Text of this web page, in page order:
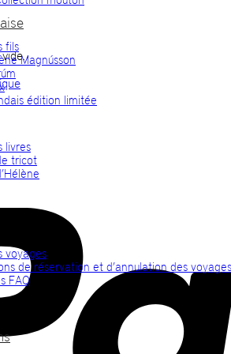
fils
Magnússon
édition limitée
livres
tricot
voyages
de réservation et d’annulation des voyages
FAQ